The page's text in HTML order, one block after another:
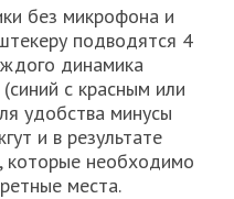
без микрофона и
подводятся 4
динамика
с красным или
удобства минусы
и в результате
которые необходимо
места.